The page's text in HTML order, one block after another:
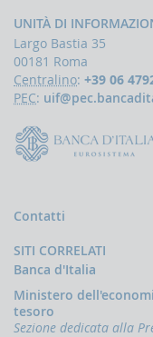
Comunicati
Novità
del
terrorismo
UNITÀ DI
Largo Bastia 35
00181 Roma
Centralino: +39 06
PEC:
Contatti
SITI CORRELATI
Banca d'Italia
Ministero
tesoro
Sezione dedicata alla